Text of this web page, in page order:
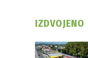
IZDVOJENO